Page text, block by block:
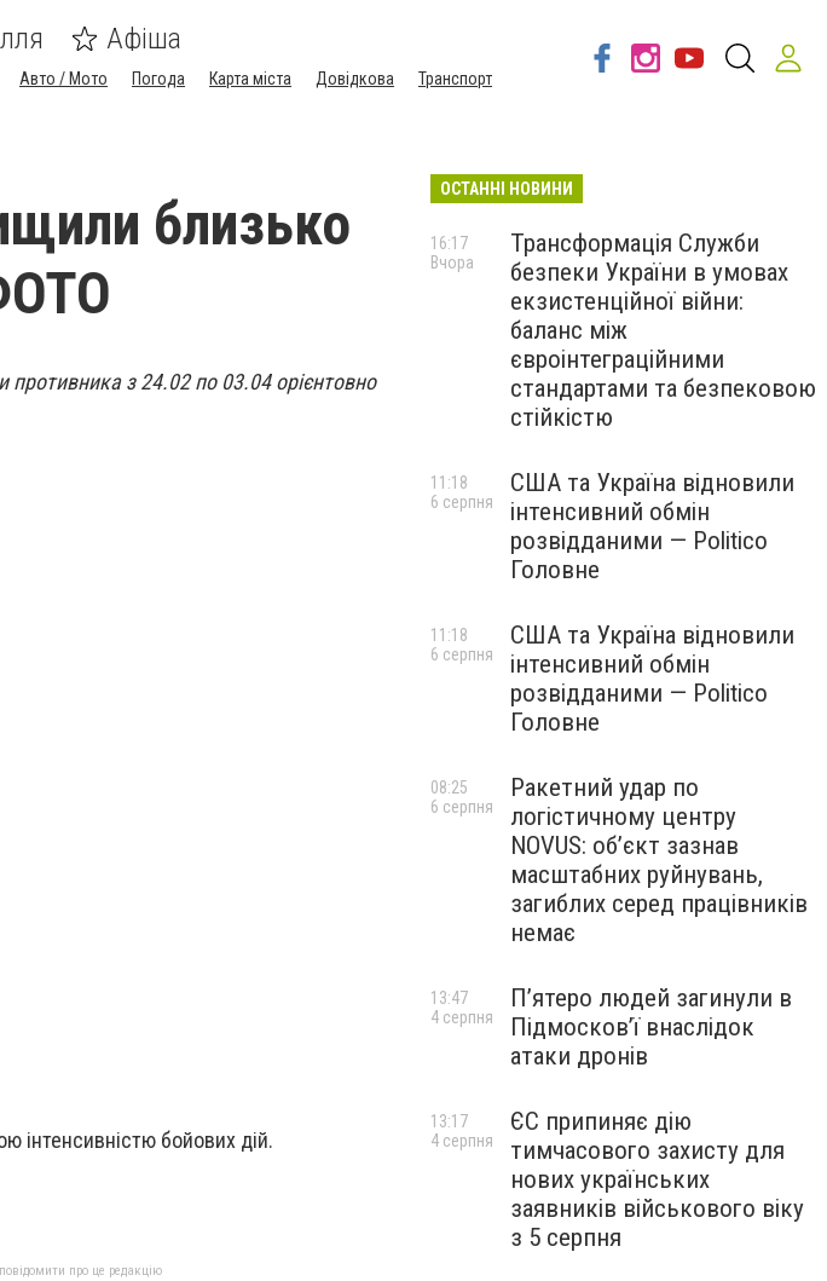
Афіша
Авто / Мото Погода Карта міста Довідкова Транспорт
близько
противника з 24.02 по 03.04 орієнтовно
інтенсивністю бойових дій.
про це редакцію
ОСТАННІ НОВИНИ
Трансформація Служби
безпеки України в умовах
екзистенційної війни:
баланс між
євроінтеграційними
стандартами та безпековою
стійкістю
16:17
Вчора
США та Україна відновили
інтенсивний обмін
розвідданими — Politico
Головне
11:18
6 серпня
США та Україна відновили
інтенсивний обмін
розвідданими — Politico
Головне
11:18
6 серпня
Ракетний удар по
логістичному центру
NOVUS: об’єкт зазнав
масштабних руйнувань,
загиблих серед працівників
немає
08:25
6 серпня
П’ятеро людей загинули в
Підмосков’ї внаслідок
атаки дронів
13:47
4 серпня
ЄС припиняє дію
тимчасового захисту для
нових українських
заявників військового віку
з 5 серпня
13:17
4 серпня